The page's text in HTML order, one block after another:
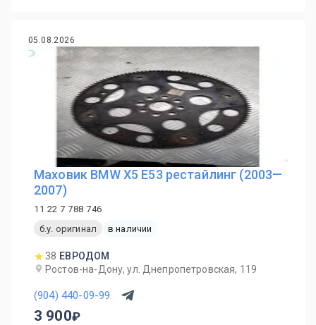
05.08.2026
Маховик BMW X5 E53 рестайлинг (2003—
2007)
11 22 7 788 746
б.у. оригинал
в наличии
38 ЕВРОДОМ
Ростов-на-Дону, ул. Днепропетровская, 119
(904) 440-09-99
3 900